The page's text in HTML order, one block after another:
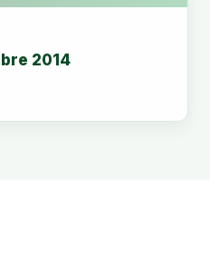
2014